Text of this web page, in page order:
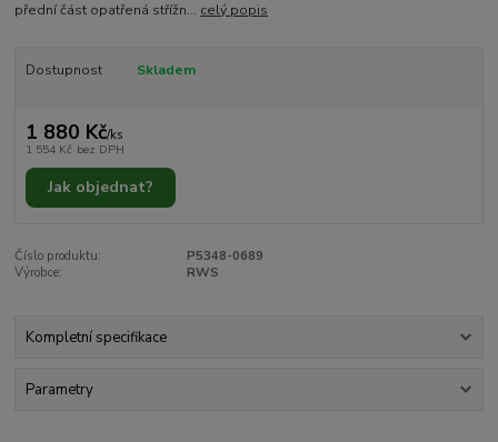
přední část opatřená střížn... celý popis
Dostupnost Skladem
1 880 Kč/ks
1 554 Kč bez DPH
Jak objednat?
Číslo produktu:
P5348-0689
Výrobce:
RWS
Kompletní specifikace
Parametry